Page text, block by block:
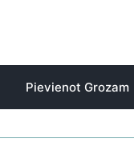
Pievienot Grozam